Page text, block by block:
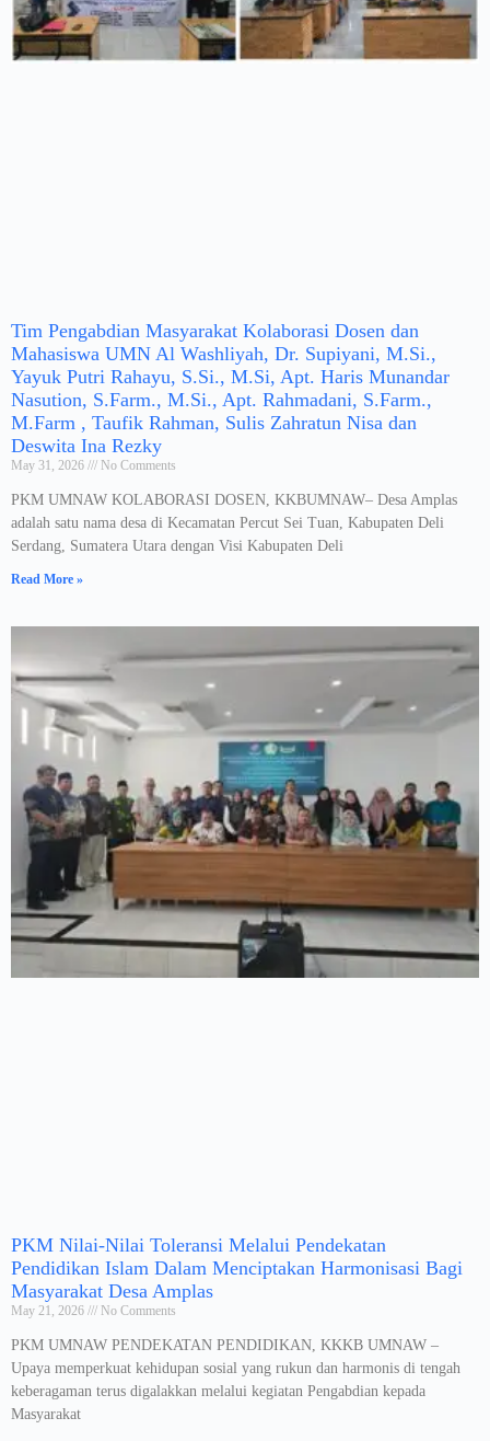
Tim Pengabdian Masyarakat Kolaborasi Dosen dan
Mahasiswa UMN Al Washliyah, Dr. Supiyani, M.Si.,
Yayuk Putri Rahayu, S.Si., M.Si, Apt. Haris Munandar
Nasution, S.Farm., M.Si., Apt. Rahmadani, S.Farm.,
M.Farm , Taufik Rahman, Sulis Zahratun Nisa dan
Deswita Ina Rezky
May 31, 2026 No Comments
PKM UMNAW KOLABORASI DOSEN, KKBUMNAW– Desa Amplas
adalah satu nama desa di Kecamatan Percut Sei Tuan, Kabupaten Deli
Serdang, Sumatera Utara dengan Visi Kabupaten Deli
Read More »
PKM Nilai-Nilai Toleransi Melalui Pendekatan
Pendidikan Islam Dalam Menciptakan Harmonisasi Bagi
Masyarakat Desa Amplas
May 21, 2026 No Comments
PKM UMNAW PENDEKATAN PENDIDIKAN, KKKB UMNAW –
Upaya memperkuat kehidupan sosial yang rukun dan harmonis di tengah
keberagaman terus digalakkan melalui kegiatan Pengabdian kepada
Masyarakat